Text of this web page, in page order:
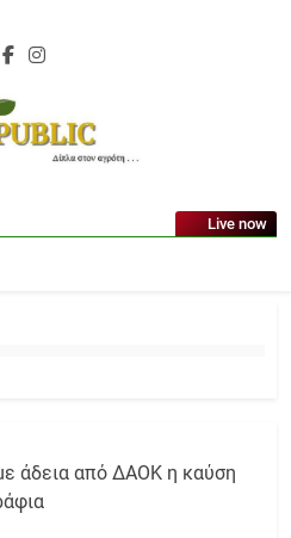
|
Νέα,
Live now
άδεια από ΔΑΟΚ η καύση